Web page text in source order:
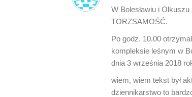
W Bolesławiu i
TORZSAMOŚĆ.
Po godz. 10.00
kompleksie leśnym w
dnia 3 września 2018
wiem, wiem tekst był
dziennikarstwo to